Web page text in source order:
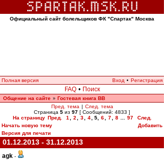
Официальный сайт болельщиков ФК "Спартак" Москва
Полная версия Вход • Регистрация
FAQ • Поиск
Общение на сайте » Гостевая книга ВВ
Пред. тема | След. тема
Страница 5 из 97 [ Сообщений: 4833 ]
На страницу Пред. 1 2 3 4 5, 6 7 8 97
След.
Начать новую тему
Добавить
Версия для печати
01.12.2013 - 31.12.2013
agk -